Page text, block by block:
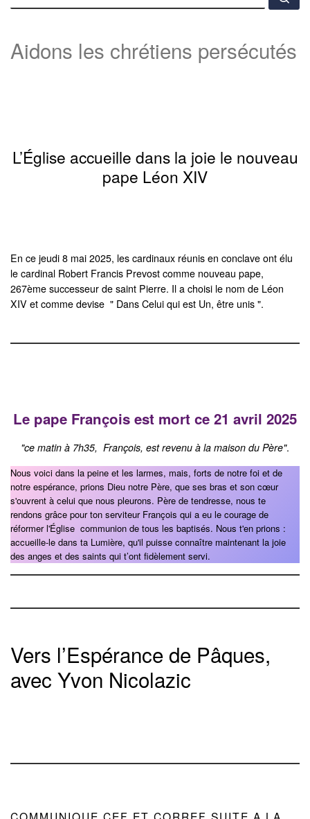
Aidons les chrétiens persécutés
L’Église accueille dans la joie le nouveau
pape Léon XIV
En ce jeudi 8 mai 2025, les cardinaux réunis en conclave ont élu
le cardinal Robert Francis Prevost comme nouveau pape,
267ème successeur de saint Pierre. Il a choisi le nom de Léon
XIV et comme devise " Dans Celui qui est Un, être unis ".
Le pape François est mort ce 21 avril 2025
"ce matin à 7h35, François, est revenu à la maison du Père".
Nous voici dans la peine et les larmes, mais, forts de notre foi et de
notre espérance, prions Dieu notre Père, que ses bras et son cœur
s'ouvrent à celui que nous pleurons. Père de tendresse, nous te
rendons grâce pour ton serviteur François qui a eu le courage de
réformer l'Église communion de tous les baptisés. Nous t'en prions :
accueille-le dans ta Lumière, qu'il puisse connaître maintenant la joie
des anges et des saints qui t’ont fidèlement servi.
Vers l’Espérance de Pâques,
avec Yvon Nicolazic